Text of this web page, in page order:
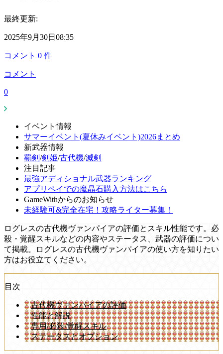
最終更新:
2025年9月30日08:35
コメント 0 件
コメント
0
イベント情報
サマーイベント(夏休みイベント)2026まとめ
新武器情報
覇剣 /剣姫/古代機/滅剣
注目記事
最強アディショナル武器ランキング
アプリペイでの魔晶石購入方法はこちら
GameWithからのお知らせ
未経験可&完全在宅！攻略ライター募集！
ログレスの古代機ヴァンパイアの評価とスキル性能です。必
殺・覚醒スキルなどの内容やステータス、武器の評価につい
て掲載。ログレスの古代機ヴァンパイアの使い方を知りたい
方はお役立てください。
目次
古代機ヴァンパイアの評価
性能と解説
専用/必殺/覚醒スキル
ステータスとオプション